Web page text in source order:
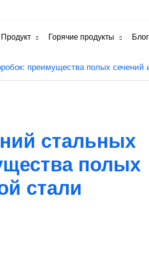
Продукт Горячие продукты Блог
преимущества полых сечений
стальных
полых
стали